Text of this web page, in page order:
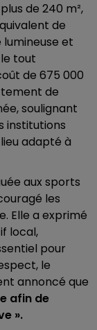
de 240 m²,
de
lumineuse et
tout
de 675 000
de
soulignant
institutions
adapté à
aux sports
les
Elle a exprimé
local,
pour
le
annoncé que
afin de
».